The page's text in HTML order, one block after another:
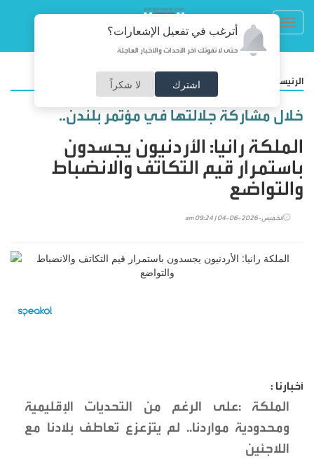
أترغب في تفعيل الإشعارات؟
حتى لا تفوتك آخر الأحداث والأخبار العاجلة
اشترك لا شكراً الرئيسية
خلال مشاركة جلالتها في مؤتمر بلندن..
الملكة رانيا: الأردنيون يجسدون
باستمرار قيم التكاتف والانضباط
والتواضع
الخميس-2026-06-04 | 09:24 am
أخبارنا :
الملكة :على الرغم من التحديات الإقليمية
ومحدودية مواردنا.. لم يتزعزع تعاطف بلادنا مع
اللاجئين